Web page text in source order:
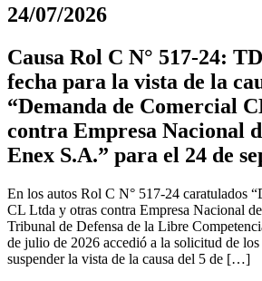
24/07/2026
Causa Rol C N° 517-24:
fecha para la vista de la
“Demanda de Comercial
contra Empresa Nacional
Enex S.A.” para el 24 de
En los autos Rol C N° 517-24 caratulados
CL Ltda y otras contra Empresa Nacional
Tribunal de Defensa de la Libre
de julio de 2026 accedió a la solicitud de los
suspender la vista de la causa del 5 de […]